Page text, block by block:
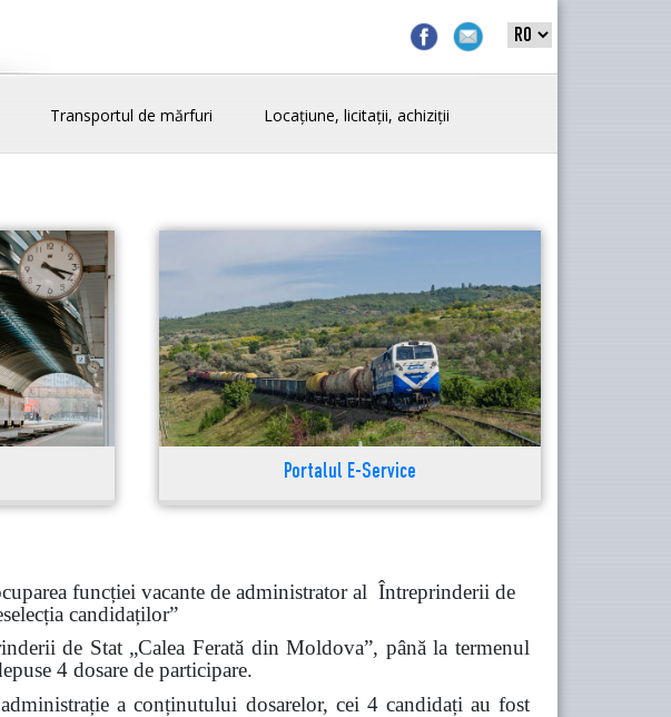
Transportul de mărfuri Locațiune, licitații, achiziții
Portalul E-Service
funcției vacante de administrator al Întreprinderii de
candidaților”
de Stat „Calea Ferată din Moldova”, până la termenul
4 dosare de participare.
a conținutului dosarelor, cei 4 candidați au fost